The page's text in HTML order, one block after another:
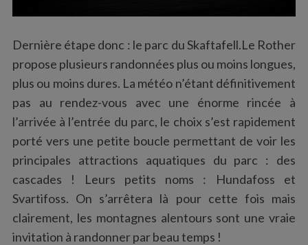
Dernière étape donc : le parc du Skaftafell.Le Rother
propose plusieurs randonnées plus ou moins longues,
plus ou moins dures. La météo n’étant définitivement
pas au rendez-vous avec une énorme rincée à
l’arrivée à l’entrée du parc, le choix s’est rapidement
porté vers une petite boucle permettant de voir les
principales attractions aquatiques du parc : des
cascades ! Leurs petits noms : Hundafoss et
Svartifoss. On s’arrêtera là pour cette fois mais
clairement, les montagnes alentours sont une vraie
invitation à randonner par beau temps !